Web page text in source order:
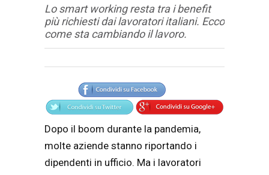
Lo smart working resta tra i benefit
più richiesti dai lavoratori italiani. Ecco
come sta cambiando il lavoro.
Articolo
Testo articolo principale
Dopo il boom durante la pandemia,
molte aziende stanno riportando i
dipendenti in ufficio. Ma i lavoratori